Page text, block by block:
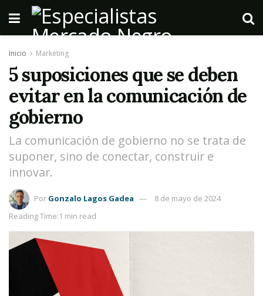
Inicio Marketing
5 suposiciones que se deben
evitar en la comunicación de
gobierno
La comunicación de gobierno no se trata de
suponer, sino de conectar, construir e
innovar.
Por Gonzalo Lagos Gadea
8 de mayo de 2024
Reading Time:1 min read